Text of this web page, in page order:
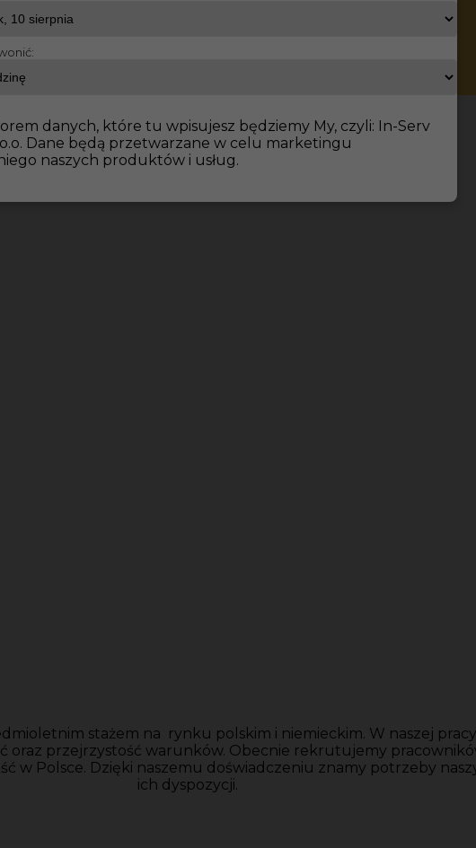
Praca dla Montera płyt gk w Getyndze
stażem na rynku polskim i niemieckim. W naszej
oraz przejrzystość warunków. Obecnie rekrutujemy
w Polsce. Dzięki naszemu doświadczeniu znamy potrzeby
ich dyspozycji.
danych, które tu wpisujesz będziemy My, czyli: In-Serv
o.o. Dane będą przetwarzane w celu marketingu
naszych produktów i usług.